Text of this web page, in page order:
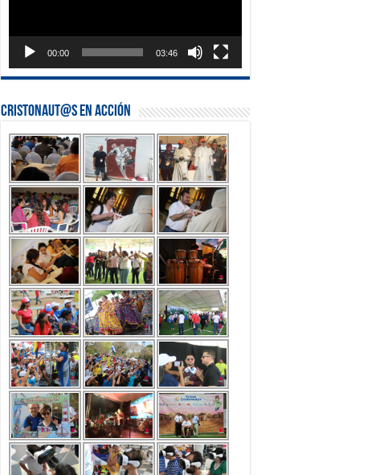
00:00 03:46
Cristonaut@s en Acción